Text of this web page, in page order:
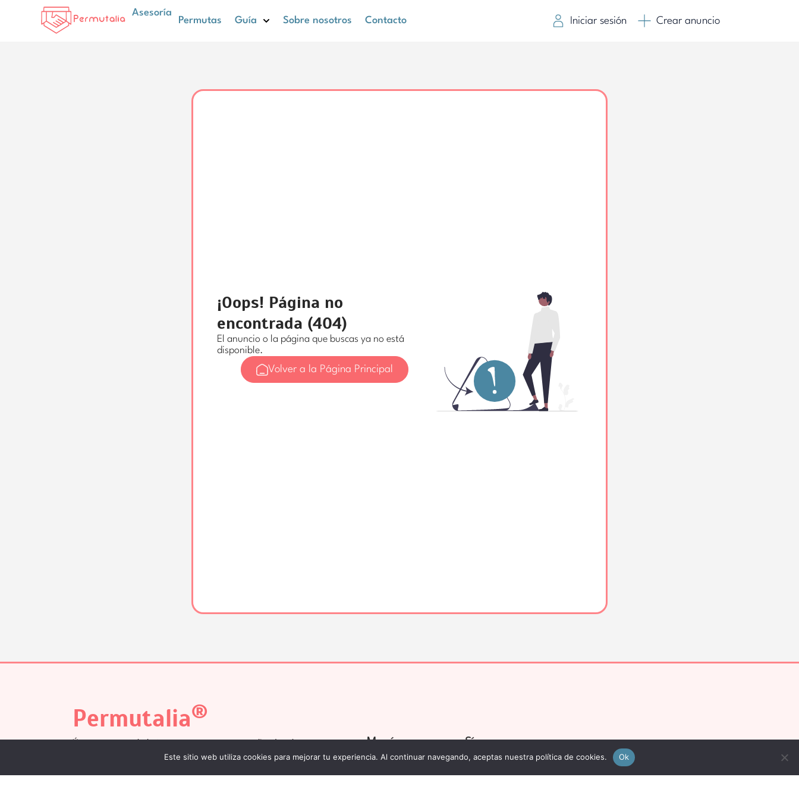
Asesoría
Permutas Guía Sobre nosotros Contacto Iniciar sesión Crear anuncio
¡Oops! Página no
encontrada (404)
El anuncio o la página que buscas ya no está
disponible.
Volver a la Página Principal
Permutalia®
funciones y lanzamientos.
Suscríbete
Menú
Asesoría
Permutas
Síguenos
Este sitio web utiliza cookies para mejorar tu experiencia. Al continuar navegando, aceptas nuestra política de cookies. Ok